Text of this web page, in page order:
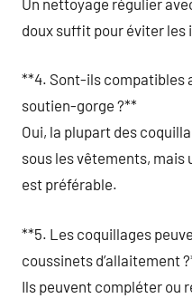
doux suffit pour éviter les
**4. Sont-ils compatibles
soutien-gorge ?**
Oui, la plupart des
sous les vêtements,
est préférable.
**5. Les coquillages
coussinets d’allaitement
Ils peuvent compléter ou